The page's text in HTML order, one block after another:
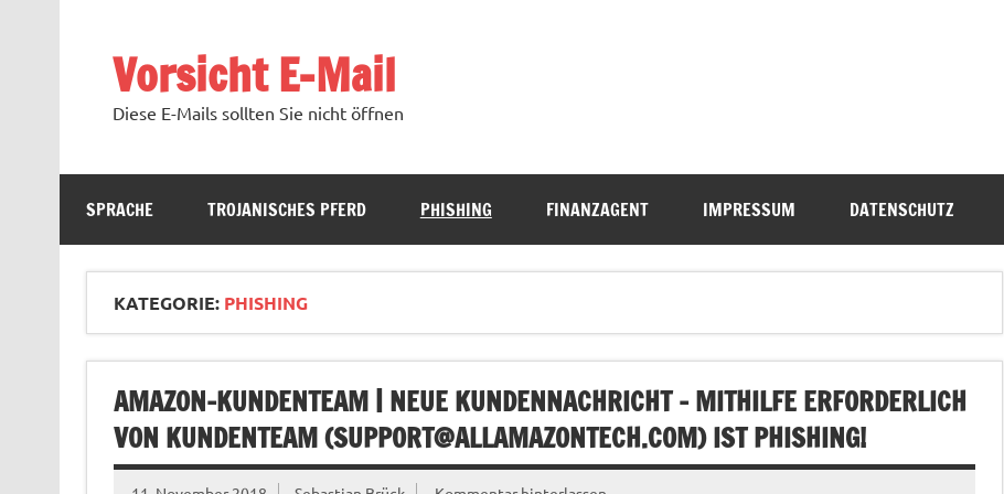
Vorsicht E-Mail
Diese E-Mails sollten Sie nicht öffnen
SPRACHE TROJANISCHES PFERD PHISHING FINANZAGENT IMPRESSUM DATENSCHUTZ
KATEGORIE: PHISHING
AMAZON-KUNDENTEAM | NEUE KUNDENNACHRICHT – MITHILFE ERFORDERLICH
VON KUNDENTEAM (SUPPORT@ALLAMAZONTECH.COM) IST PHISHING!